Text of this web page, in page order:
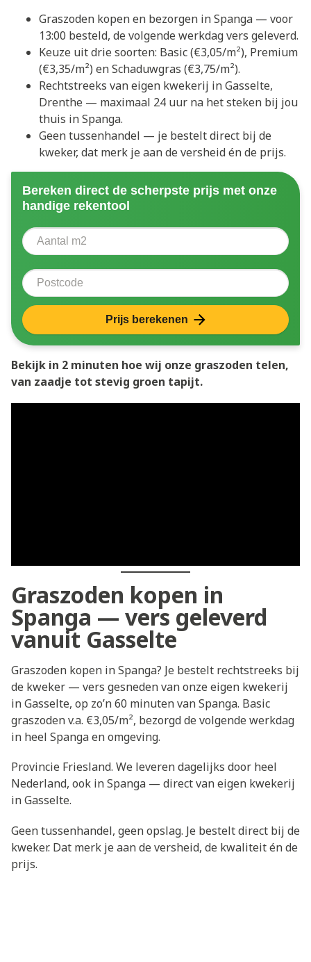
Graszoden kopen en bezorgen in Spanga — voor
13:00 besteld, de volgende werkdag vers geleverd.
Keuze uit drie soorten: Basic (€3,05/m²), Premium
(€3,35/m²) en Schaduwgras (€3,75/m²).
Rechtstreeks van eigen kwekerij in Gasselte,
Drenthe — maximaal 24 uur na het steken bij jou
thuis in Spanga.
Geen tussenhandel — je bestelt direct bij de
kweker, dat merk je aan de versheid én de prijs.
Bereken direct de scherpste prijs met onze
handige rekentool
Aantal vierkante meter
Postcode
Prijs berekenen
Bekijk in 2 minuten hoe wij onze graszoden telen,
van zaadje tot stevig groen tapijt.
Graszoden kopen in
Spanga — vers geleverd
vanuit Gasselte
Graszoden kopen in Spanga? Je bestelt rechtstreeks bij
de kweker — vers gesneden van onze eigen kwekerij
in Gasselte, op zo’n 60 minuten van Spanga. Basic
graszoden v.a. €3,05/m², bezorgd de volgende werkdag
in heel Spanga en omgeving.
Provincie Friesland. We leveren dagelijks door heel
Nederland, ook in Spanga — direct van eigen kwekerij
in Gasselte.
Geen tussenhandel, geen opslag. Je bestelt direct bij de
kweker. Dat merk je aan de versheid, de kwaliteit én de
prijs.